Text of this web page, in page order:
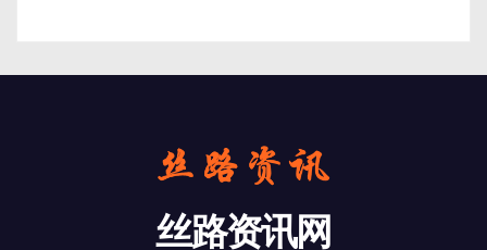
丝路资讯网